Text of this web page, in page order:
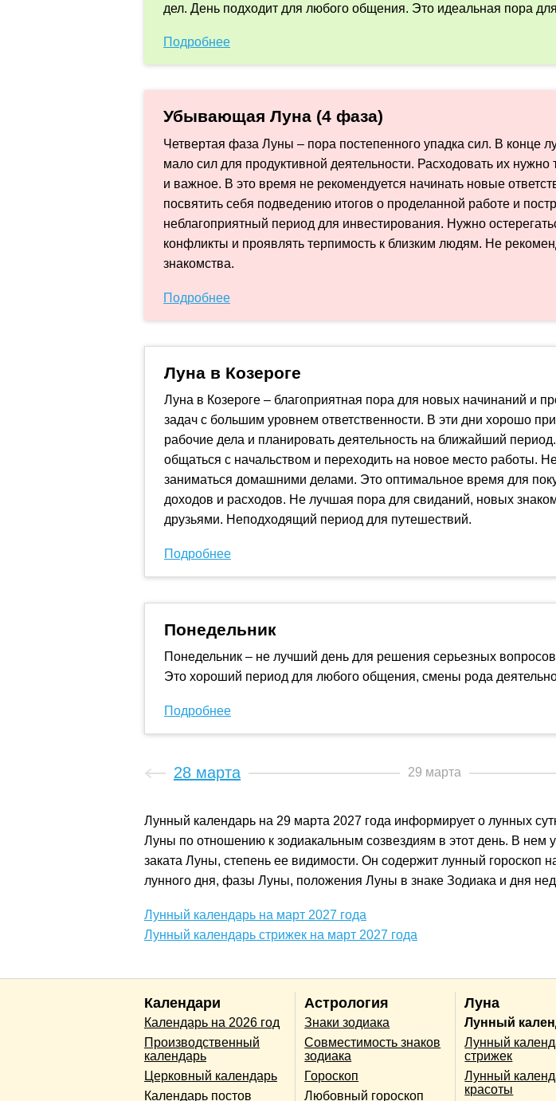
дел. День подходит для любого общения. Это идеальная пора
Подробнее
Убывающая Луна (4 фаза)
Четвертая фаза Луны – пора постепенного упадка сил. В конце
мало сил для продуктивной деятельности. Расходовать их нужно
и важное. В это время не рекомендуется начинать новые
посвятить себя подведению итогов о проделанной работе и
неблагоприятный период для инвестирования. Нужно
конфликты и проявлять терпимость к близким людям. Не
знакомства.
Подробнее
Луна в Козероге
Луна в Козероге – благоприятная пора для новых начинаний и
задач с большим уровнем ответственности. В эти дни хорошо
рабочие дела и планировать деятельность на ближайший
общаться с начальством и переходить на новое место работы.
заниматься домашними делами. Это оптимальное время для
доходов и расходов. Не лучшая пора для свиданий, новых
друзьями. Неподходящий период для путешествий.
Подробнее
Понедельник
Понедельник – не лучший день для решения серьезных
Это хороший период для любого общения, смены рода
Подробнее
28 марта 29 марта
Лунный календарь на 29 марта 2027 года информирует о лунных
Луны по отношению к зодиакальным созвездиям в этот день. В нем
заката Луны, степень ее видимости. Он содержит лунный гороскоп
лунного дня, фазы Луны, положения Луны в знаке Зодиака и дня
Лунный календарь на март 2027 года
Лунный календарь стрижек на март 2027 года
Календари
Календарь на 2026 год
Производственный
календарь
Церковный календарь
Календарь постов
Астрология
Знаки зодиака
Совместимость знаков
зодиака
Гороскоп
Любовный гороскоп
Луна
Лунный
Лунный
стрижек
Лунный
красоты